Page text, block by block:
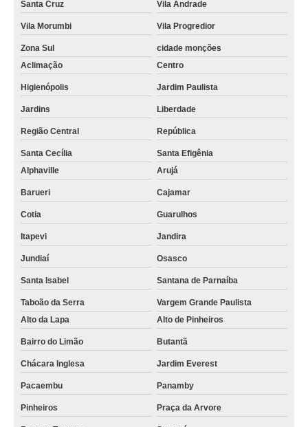
Santa Cruz Vila Andrade
Vila Morumbi Vila Progredior
Zona Sul
cidade monções
Aclimação
Centro
Higienópolis Jardim Paulista
Jardins Liberdade
Região Central República
Santa Cecília
Santa Efigênia
Alphaville
Arujá
Barueri Cajamar
Cotia Guarulhos
Itapevi Jandira
Jundiaí Osasco
Santa Isabel Santana de Parnaíba
Taboão da Serra
Vargem Grande Paulista
Alto da Lapa
Alto de Pinheiros
Bairro do Limão Butantã
Chácara Inglesa Jardim Everest
Pacaembu Panamby
Pinheiros Praça da Arvore